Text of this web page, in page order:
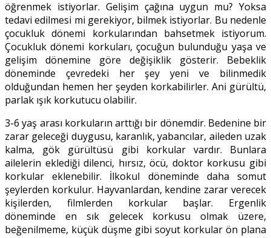
öğrenmek istiyorlar. Gelişim çağına uygun mu? Yoksa
tedavi edilmesi mi gerekiyor, bilmek istiyorlar. Bu nedenle
çocukluk dönemi korkularından bahsetmek istiyorum.
Çocukluk dönemi korkuları, çocuğun bulunduğu yaşa ve
gelişim dönemine göre değişiklik gösterir. Bebeklik
döneminde çevredeki her şey yeni ve bilinmedik
olduğundan hemen her şeyden korkabilirler. Ani gürültü,
parlak ışık korkutucu olabilir.
3-6 yaş arası korkuların arttığı bir dönemdir. Bedenine bir
zarar geleceği duygusu, karanlık, yabancılar, aileden uzak
kalma, gök gürültüsü gibi korkular vardır. Bunlara
ailelerin eklediği dilenci, hırsız, öcü, doktor korkusu gibi
korkular eklenebilir. İlkokul döneminde daha somut
şeylerden korkulur. Hayvanlardan, kendine zarar verecek
kişilerden, filmlerden korkular başlar. Ergenlik
döneminde en sık gelecek korkusu olmak üzere,
beğenilmeme, küçük düşme gibi soyut korkular ön plana